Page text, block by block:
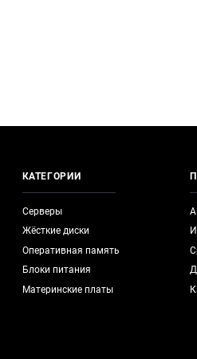
КАТЕГОРИИ
Серверы
Жёсткие диски
Оперативная память
Блоки питания
Материнские платы